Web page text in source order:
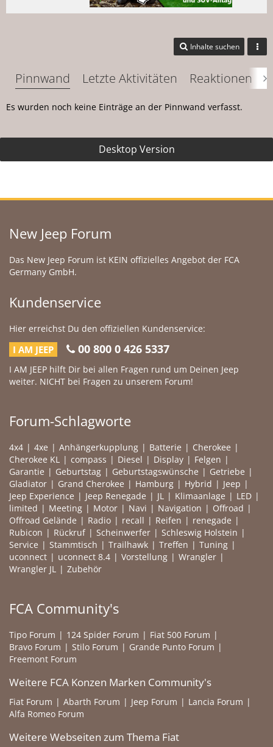
Inhalte suchen
Pinnwand Letzte Aktivitäten Reaktionen
Es wurden noch keine Einträge an der Pinnwand verfasst.
Desktop Version
New Jeep Forum
Das New Jeep Forum ist KEIN offizielles Angebot der FCA
Germany GmbH.
Kundenservice
Hier erreichst Du den offiziellen Kundenservice:
I AM JEEP 00 800 0 426 5337
I AM JEEP hilft Dir bei allen Fragen rund um Deinen Jeep
weiter. NICHT bei Fragen zu unserem Forum!
Forum-Schlagworte
4x4 4xe Anhängerkupplung Batterie
Cherokee
Cherokee KL
compass Diesel Display
Felgen
Garantie
Geburtstag Geburtstagswünsche
Getriebe
Gladiator
Grand Cherokee Hamburg Hybrid
Jeep
Jeep Experience
Jeep Renegade JL Klimaanlage
LED
limited
Meeting Motor Navi Navigation
Offroad
Offroad Gelände
Radio recall Reifen
renegade
Rubicon
Rückruf Scheinwerfer
Schleswig Holstein
Service
Stammtisch Trailhawk Treffen
Tuning
uconnect
uconnect 8.4 Vorstellung
Wrangler
Wrangler JL
Zubehör
FCA Community's
Tipo Forum 124 Spider Forum
Fiat 500 Forum
Bravo Forum
Stilo Forum
Grande Punto Forum
Freemont Forum
Weitere FCA Konzen Marken Community's
Fiat Forum Abarth Forum Jeep Forum
Lancia Forum
Alfa Romeo Forum
Weitere Webseiten zum Thema Fiat